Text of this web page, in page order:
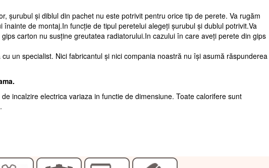
șurubul și diblul din pachet nu este potrivit pentru orice tip de perete. Va rugăm
de montaj.In funcție de tipul peretelui alegeți șurubul și dublul potrivit.Va
carton nu susține greutatea radiatorului.In cazului în care aveți perete din gips
un specialist. Nici fabricantul și nici compania noastră nu își asumă răspunderea
incalzire electrica variaza in functie de dimensiune. Toate calorifere sunt